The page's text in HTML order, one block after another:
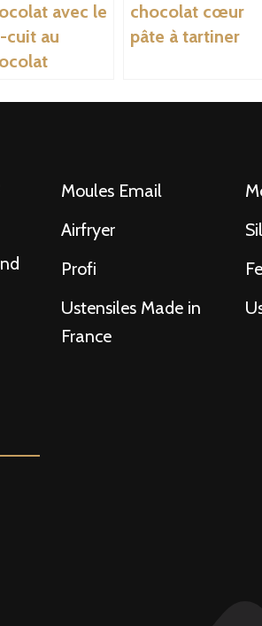
avec le
cuit au
chocolat cœur
pâte à tartiner
Moules Email
Airfryer
Profi
Ustensiles Made in
France